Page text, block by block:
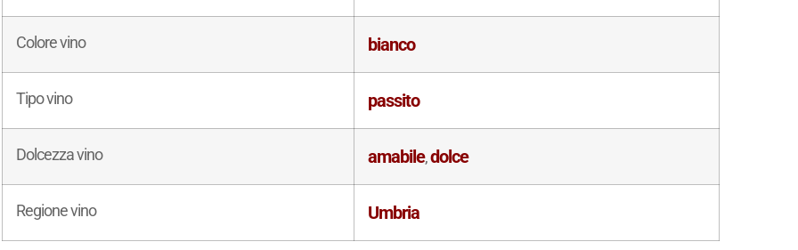
Colore vino bianco
Tipo vino passito
Dolcezza vino amabile,dolce
Regione vino Umbria